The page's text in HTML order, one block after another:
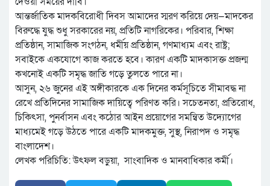
আন্তর্জাতিক মাদকবিরোধী দিবস আমাদের স্মরণ করিয়ে দেয়—মাদকের
বিরুদ্ধে যুদ্ধ শুধু সরকারের নয়, প্রতিটি নাগরিকের। পরিবার, শিক্ষা
প্রতিষ্ঠান, সামাজিক সংগঠন, ধর্মীয় প্রতিষ্ঠান, গণমাধ্যম এবং রাষ্ট্র;
সবাইকে একযোগে কাজ করতে হবে। কারণ একটি মাদকাসক্ত প্রজন্ম
কখনোই একটি সমৃদ্ধ জাতি গড়ে তুলতে পারে না।
আসুন, ২৬ জুনের এই অঙ্গীকারকে এক দিনের কর্মসূচিতে সীমাবদ্ধ না
রেখে প্রতিদিনের সামাজিক দায়িত্বে পরিণত করি। সচেতনতা, প্রতিরোধ,
চিকিৎসা, পুনর্বাসন এবং কঠোর আইন প্রয়োগের সমন্বিত উদ্যোগের
মাধ্যমেই গড়ে উঠতে পারে একটি মাদকমুক্ত, সুস্থ, নিরাপদ ও সমৃদ্ধ
বাংলাদেশ।
লেখক পরিচিতি: উৎফল বড়ুয়া, সাংবাদিক ও মানবাধিকার কর্মী।